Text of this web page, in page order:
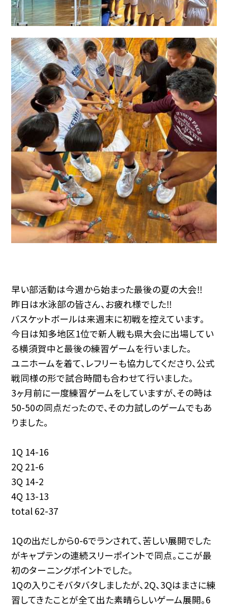
早い部活動は今週から始まった最後の夏の大会‼︎
昨日は水泳部の皆さん、お疲れ様でした‼︎
バスケットボールは来週末に初戦を控えています。
今日は知多地区1位で新人戦も県大会に出場してい
る横須賀中と最後の練習ゲームを行いました。
ユニホームを着て、レフリーも協力してくださり、公式
戦同様の形で試合時間も合わせて行いました。
3ヶ月前に一度練習ゲームをしていますが、その時は
50-50の同点だったので、その力試しのゲームでもあ
りました。
1Q 14-16
2Q 21-6
3Q 14-2
4Q 13-13
total 62-37
1Qの出だしから0-6でランされて、苦しい展開でした
がキャプテンの連続スリーポイントで同点。ここが最
初のターニングポイントでした。
1Qの入りこそバタバタしましたが、2Q、3Qはまさに練
習してきたことが全て出た素晴らしいゲーム展開。6